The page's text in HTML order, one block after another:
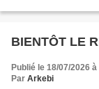
BIENTÔT LE
Publié le 18/07/2026 à
Par Arkebi